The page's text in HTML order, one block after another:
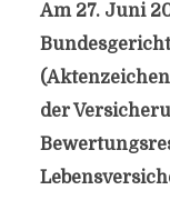
Am 27. Juni
der